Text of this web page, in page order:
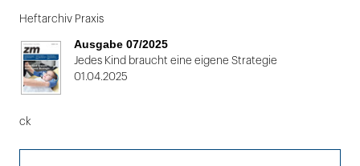
Heftarchiv Praxis
Ausgabe 07/2025
Jedes Kind braucht eine eigene Strategie
01.04.2025
ck